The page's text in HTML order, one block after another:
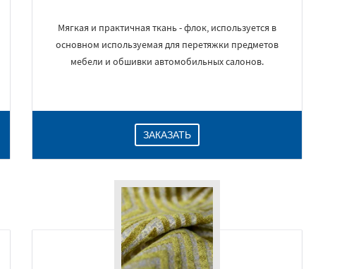
Мягкая и практичная ткань - флок, используется в
основном используемая для перетяжки предметов
мебели и обшивки автомобильных салонов.
ЗАКАЗАТЬ